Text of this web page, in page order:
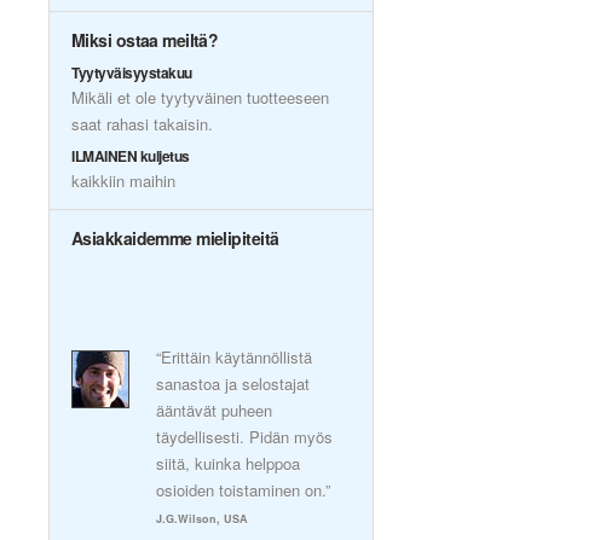
Miksi ostaa meiltä?
Tyytyväisyystakuu
Mikäli et ole tyytyväinen tuotteeseen
saat rahasi takaisin.
ILMAINEN kuljetus
kaikkiin maihin
Asiakkaidemme mielipiteitä
“Erittäin käytännöllistä
sanastoa ja selostajat
ääntävät puheen
täydellisesti. Pidän myös
siitä, kuinka helppoa
osioiden toistaminen on.”
J.G.Wilson, USA